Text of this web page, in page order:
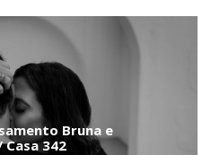
Bruna e
Casa 342